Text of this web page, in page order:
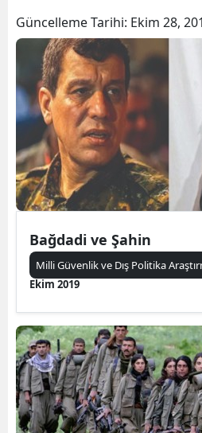
Güncelleme Tarihi: Ekim 28,
Bağdadi ve Şahin
Milli Güvenlik ve Dış Politika
Ekim 2019